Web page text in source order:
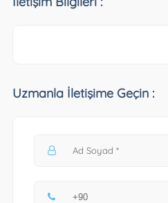
Uzmanla İletişime Geçin :